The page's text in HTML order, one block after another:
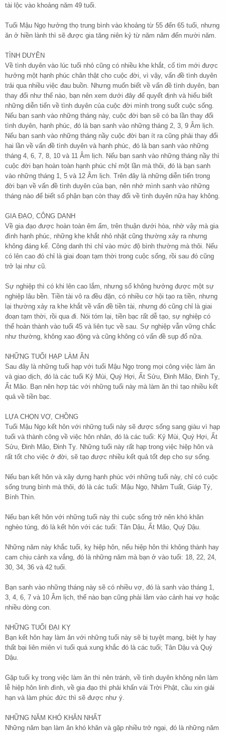
tài lộc vào khoảng năm 49 tuổi.
Tuổi Mậu Ngọ hưởng thọ trung bình vào khoảng từ 55 đến 65 tuổi, nhưng
ăn ở hiền lành thì sẽ được gia tăng niên kỷ từ năm năm đến mười năm.
TÌNH DUYÊN
Về tình duyên vào lúc tuổi nhỏ cũng có nhiều khe khắt, cố tìm mới được
hưởng một hạnh phúc chân thật cho cuộc đời, vì vậy, vấn đề tình duyên
trải qua nhiều việc đau buồn. Nhưng muốn biết về vấn đề tình duyên, bạn
thay đổi như thế nào, bạn nên xem dưới đây để quyết định và hiểu biết
những diễn tiến về tình duyên của cuộc đời mình trong suốt cuộc sống.
Nếu bạn sanh vào những tháng này, cuộc đời bạn sẽ có ba lần thay đổi
tình duyên, hạnh phúc, đó là bạn sanh vào những tháng 2, 3, 9 Âm lịch.
Nếu bạn sanh vào những tháng nầy cuộc đời bạn ít ra cũng phải thay đổi
hai lần về vấn đề tình duyên và hạnh phúc, đó là bạn sanh vào những
tháng 4, 6, 7, 8, 10 và 11 Âm lịch. Nếu bạn sanh vào những tháng nầy thì
cuộc đời bạn hoàn toàn hạnh phúc chỉ một lần mà thôi, đó là bạn sanh
vào những tháng 1, 5 và 12 Âm lịch. Trên đây là những diễn tiến trong
đời bạn về vấn đề tình duyên của bạn, nên nhớ mình sanh vào những
tháng nào để biết số phận bạn còn thay đổi về tình duyên nữa hay không.
GIA ĐẠO, CÔNG DANH
Về gia đạo được hoàn toàn êm ấm, trên thuận dưới hòa, nhờ vậy mà gia
đình hạnh phúc, những khe khắt nhỏ nhặt cũng thường xảy ra nhưng
không đáng kể. Công danh thì chỉ vào mức độ bình thường mà thôi. Nếu
có lên cao đó chỉ là giai đoạn tạm thời trong cuộc sống, rồi sau đó cũng
trở lại như cũ.
Sự nghiệp thì có khi lên cao lắm, nhưng số không hưởng được một sự
nghiệp lâu bền. Tiền tài vô ra đều đặn, có nhiều cơ hội tạo ra tiền, nhưng
lại thường xảy ra khe khắt về vấn đề tiền tài, nhưng đó cũng chỉ là giai
đoạn tạm thời, rồi qua đi. Nói tóm lại, tiền bạc rất dễ tạo, sự nghiệp có
thể hoàn thành vào tuổi 45 và liên tục về sau. Sự nghiệp vẫn vững chắc
như thường, không xao động và cũng không có vấn đề sụp đổ nữa.
NHỮNG TUỔI HẠP LÀM ĂN
Sau đây là những tuổi hạp với tuổi Mậu Ngọ trong mọi công việc làm ăn
và giao dịch, đó là các tuổi Kỷ Mùi, Quý Hợi, Ất Sửu, Đinh Mão, Đinh Tỵ,
Ất Mão. Bạn nên hợp tác với những tuổi này mà làm ăn thì tạo nhiều kết
quả về tiền bạc.
LỰA CHỌN VỢ, CHỒNG
Tuổi Mậu Ngọ kết hôn với những tuổi này sẽ được sống sang giàu vì hạp
tuổi và thành công về việc hôn nhân, đó là các tuổi: Kỷ Mùi, Quý Hợi, Ất
Sửu, Đinh Mão, Đinh Tỵ. Những tuổi này rất hạp trong việc hiệp hôn và
rất tốt cho việc ở đời, sẽ tạo được nhiều kết quả tốt đẹp cho sự sống.
Nếu bạn kết hôn và xây dựng hạnh phúc với những tuổi này, chỉ có cuộc
sống trung bình mà thôi, đó là các tuổi: Mậu Ngọ, Nhâm Tuất, Giáp Tý,
Bính Thìn.
Nếu bạn kết hôn với những tuổi này thì cuộc sống trở nên khó khăn
nghèo túng, đó là kết hôn với các tuổi: Tân Dậu, Ất Mão, Quý Dậu.
Những năm này khắc tuổi, kỵ hiệp hôn, nếu hiệp hôn thì không thành hay
cam chịu cảnh xa vắng, đó là những năm mà bạn ở vào tuổi: 18, 22, 24,
30, 34, 36 và 42 tuổi.
Bạn sanh vào những tháng này sẽ có nhiều vợ, đó là sanh vào tháng 1,
3, 4, 6, 7 và 10 Âm lịch, thế nào bạn cũng phải lâm vào cảnh hai vợ hoặc
nhiều dòng con.
NHỮNG TUỔI ĐẠI KỴ
Bạn kết hôn hay làm ăn với những tuổi này sẽ bị tuyệt mạng, biệt ly hay
thất bại liên miên vì tuổi quá xung khắc đó là các tuổi; Tân Dậu và Quý
Dậu.
Gặp tuổi kỵ trong việc làm ăn thì nên tránh, về tình duyên không nên làm
lễ hiệp hôn linh đình, về gia đạo thì phải khấn vái Trời Phật, cầu xin giải
hạn và làm phúc đức thì sẽ được như ý.
NHỮNG NĂM KHÓ KHĂN NHẤT
Những năm bạn làm ăn khó khăn và gặp nhiều trở ngại, đó là những năm